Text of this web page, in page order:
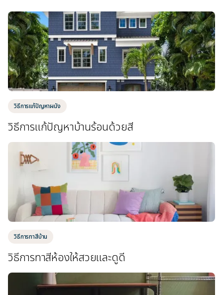
วิธีการแก้ปัญหาผนัง
วิธีการแก้ปัญหาบ้านร้อนด้วยสี
วิธีการทาสีบ้าน
วิธีการทาสีห้องให้สวยและดูดี